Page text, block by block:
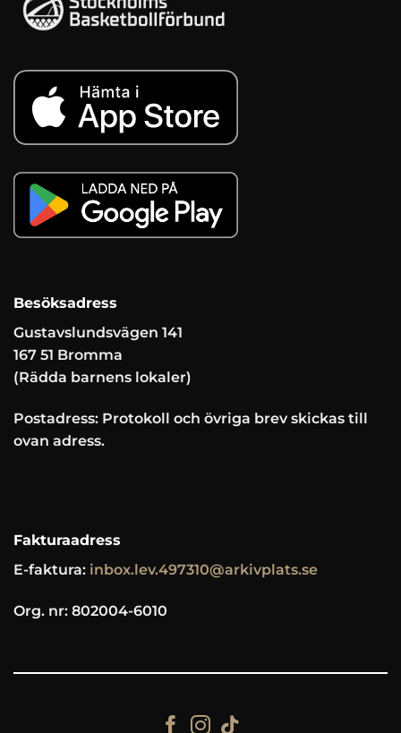
Besöksadress
Gustavslundsvägen 141
167 51 Bromma
(Rädda barnens lokaler)
Postadress: Protokoll och övriga brev skickas till
ovan adress.
Fakturaadress
E-faktura: inbox.lev.497310@arkivplats.se
Org. nr: 802004-6010